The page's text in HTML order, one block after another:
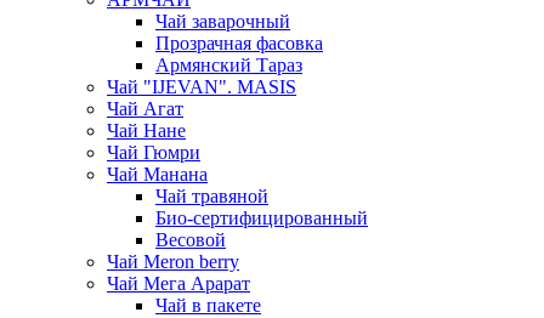
Чай заварочный
Прозрачная фасовка
Армянский Тараз
Чай "IJEVAN". MASIS
Чай Агат
Чай Нане
Чай Гюмри
Чай Манана
Чай травяной
Био-сертифицированный
Весовой
Чай Meron berry
Чай Мега Арарат
Чай в пакете